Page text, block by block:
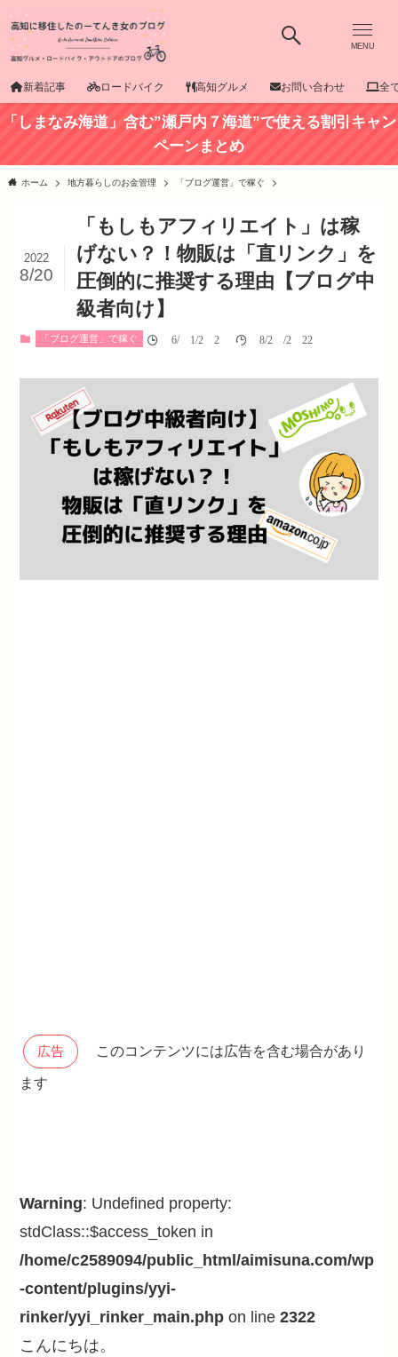
MENU
新着記事 ロードバイク 高知グルメ お問い合わせ 全
「しまなみ海道」含む”瀬戸内７海道”で使える割引キャン
ペーンまとめ
ホーム 地方暮らしのお金管理 「ブログ運営」で稼ぐ
「もしもアフィリエイト」は稼
げない？！物販は「直リンク」を
圧倒的に推奨する理由【ブログ中
級者向け】
2022
8/20
「ブログ運営」で稼ぐ 06/01/2020 08/20/2022
広告 このコンテンツには広告を含む場合があり
ます
Warning: Undefined property:
stdClass::$access_token in
/home/c2589094/public_html/aimisuna.com/wp
-content/plugins/yyi-
rinker/yyi_rinker_main.php on line2322
こんにちは。